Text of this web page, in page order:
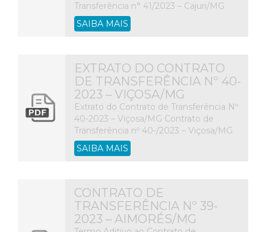
Transferência n° 41/2023 – Cajuri/MG
SAIBA MAIS
EXTRATO DO CONTRATO
DE TRANSFERÊNCIA Nº 40-
2023 – VIÇOSA/MG
Extrato do Contrato de Transferência Nº
40-2023 – Viçosa/MG Contrato de
Transferência nº 40-/2023 – Viçosa/MG
SAIBA MAIS
CONTRATO DE
TRANSFERÊNCIA Nº 39-
2023 – AIMORÉS/MG